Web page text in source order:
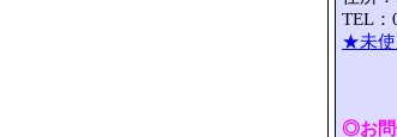
TEL
★未使
◎お問